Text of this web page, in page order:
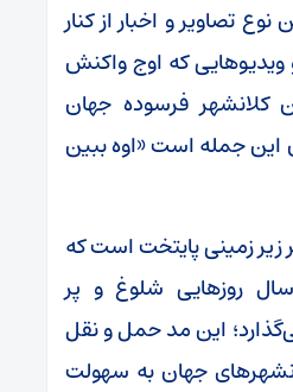
تصاویر و اخبار از کنار
ویدیو‌هایی که اوج واکنش
کلانشهر فرسوده جهان
این جمله است «اوه ببین
زیر زمینی پایتخت است که
سال روز‌هایی شلوغ و پر
این مد حمل و نقل
جهان به سهولت